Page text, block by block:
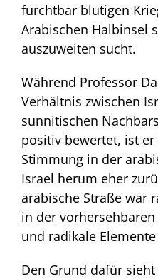
furchtbar blutigen
Arabischen Halbinsel
auszuweiten sucht.
Während Professor
Verhältnis zwischen
sunnitischen
positiv bewertet, ist
Stimmung in der
Israel herum eher
arabische Straße war
in der
und radikale
Den Grund dafür